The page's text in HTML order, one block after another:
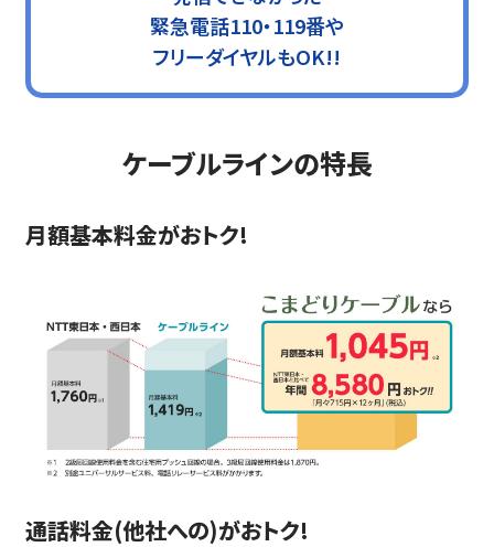
緊急電話110・119番や
フリーダイヤルもOK!!
ケーブルラインの特長
月額基本料金がおトク!
通話料金(他社への)がおトク!